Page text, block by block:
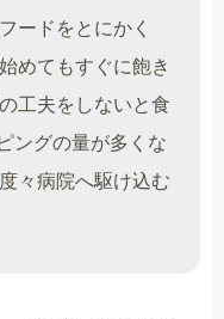
ードをとにかく
めてもすぐに飽き
工夫をしないと食
ングの量が多くな
々病院へ駆け込む